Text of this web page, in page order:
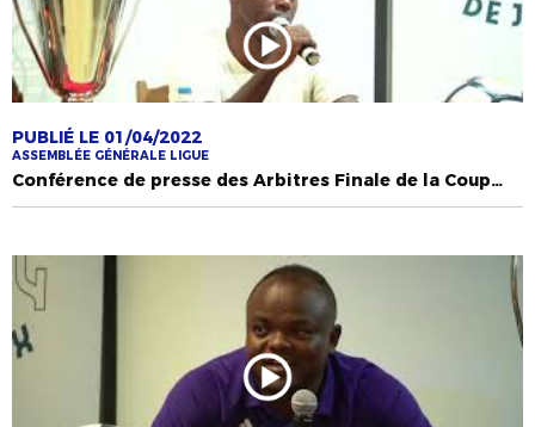
PUBLIÉ LE 01/04/2022
ASSEMBLÉE GÉNÉRALE LIGUE
Conférence de presse des Arbitres Finale de la Coupe Régionale de France 2021